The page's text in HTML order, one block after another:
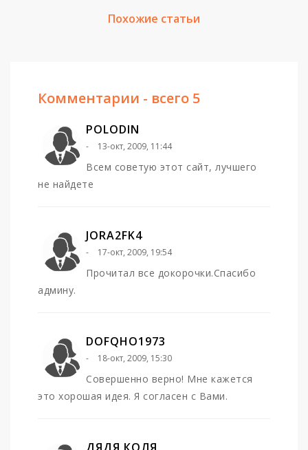
Похожие статьи
Комментарии - всего 5
POLODIN
13-окт, 2009, 11:44
Всем советую этот сайт, лучшего
не найдете
JORA2FK4
17-окт, 2009, 19:54
Прочитал все докорочки.Спасибо
админу.
DOFQHO1973
18-окт, 2009, 15:30
Совершенно верно! Мне кажется
это хорошая идея. Я согласен с Вами.